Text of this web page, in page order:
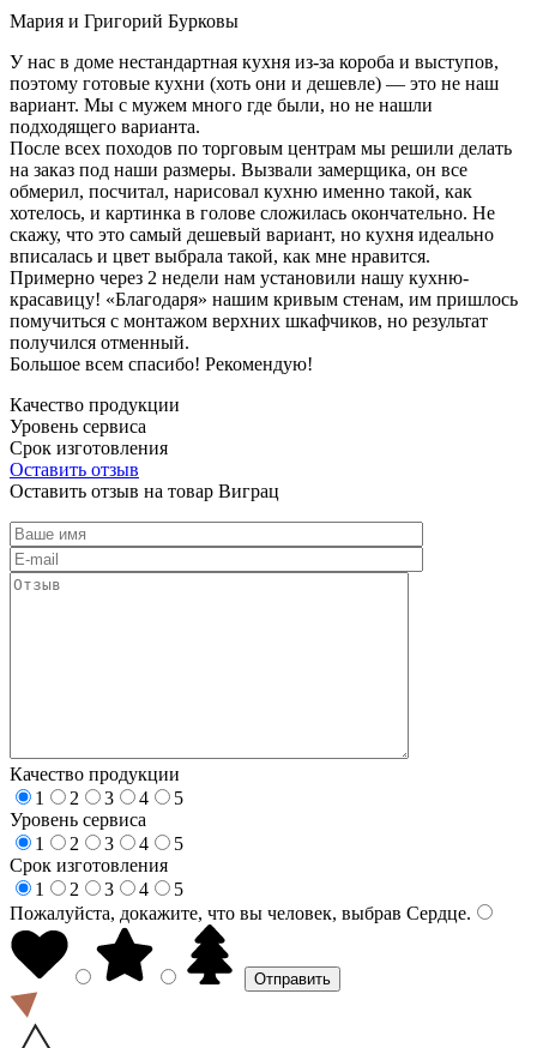
Мария и Григорий Бурковы
У нас в доме нестандартная кухня из-за короба и выступов,
поэтому готовые кухни (хоть они и дешевле) — это не наш
вариант. Мы с мужем много где были, но не нашли
подходящего варианта.
После всех походов по торговым центрам мы решили делать
на заказ под наши размеры. Вызвали замерщика, он все
обмерил, посчитал, нарисовал кухню именно такой, как
хотелось, и картинка в голове сложилась окончательно. Не
скажу, что это самый дешевый вариант, но кухня идеально
вписалась и цвет выбрала такой, как мне нравится.
Примерно через 2 недели нам установили нашу кухню-
красавицу! «Благодаря» нашим кривым стенам, им пришлось
помучиться с монтажом верхних шкафчиков, но результат
получился отменный.
Большое всем спасибо! Рекомендую!
Качество продукции
Уровень сервиса
Срок изготовления
Оставить отзыв
Оставить отзыв на товар Виграц
Качество продукции
1
2 3 4
5
Уровень сервиса
1
2 3 4
5
Срок изготовления
1
2 3 4
5
Пожалуйста, докажите, что вы человек, выбрав Сердце.